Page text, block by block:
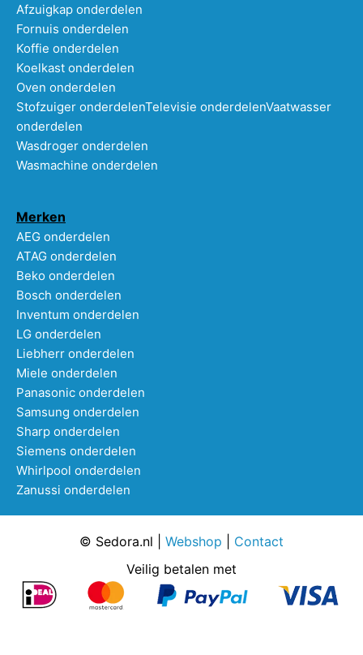
Afzuigkap onderdelen
Fornuis onderdelen
Koffie onderdelen
Koelkast onderdelen
Oven onderdelen
Stofzuiger onderdelenTelevisie onderdelenVaatwasser
onderdelen
Wasdroger onderdelen
Wasmachine onderdelen
Merken
AEG onderdelen
ATAG onderdelen
Beko onderdelen
Bosch onderdelen
Inventum onderdelen
LG onderdelen
Liebherr onderdelen
Miele onderdelen
Panasonic onderdelen
Samsung onderdelen
Sharp onderdelen
Siemens onderdelen
Whirlpool onderdelen
Zanussi onderdelen
© Sedora.nl | Webshop
Contact
Veilig betalen met